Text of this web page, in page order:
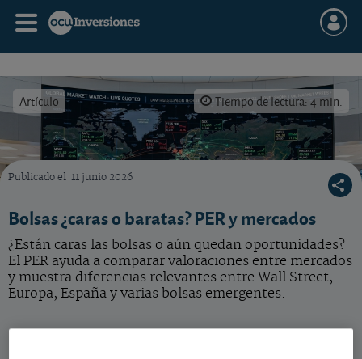
Artículo Tiempo de lectura: 4 min.
La ratio PER sigue siendo una de las referencias más útiles para tomar la temperatura a
Publicado el 11 junio 2026
Bolsas ¿caras o baratas? PER y mercados
¿Están caras las bolsas o aún quedan oportunidades?
El PER ayuda a comparar valoraciones entre mercados
y muestra diferencias relevantes entre Wall Street,
Europa, España y varias bolsas emergentes.